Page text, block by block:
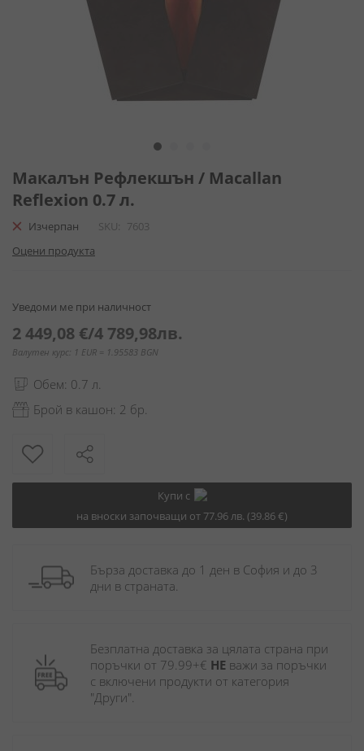
към
началото
на
галерия
снимки
Макалън Рефлекшън / Macallan
Reflexion 0.7 л.
Изчерпан SKU
7603
Оцени продукта
Уведоми ме при наличност
2 449,08 €/4 789,98лв.
Валутен курс: 1 EUR = 1.95583 BGN
Обем: 0.7 л.
Брой в кашон: 2 бр.
Купи с
на вноски започващи от 77.96 лв. (39.86 €)
Бърза доставка до 1 ден в София и до 3
дни в страната.
Безплатна доставка за цялата страна при
поръчки от 79.99+€ НЕ важи за поръчки
с включени продукти от категория
"Други".